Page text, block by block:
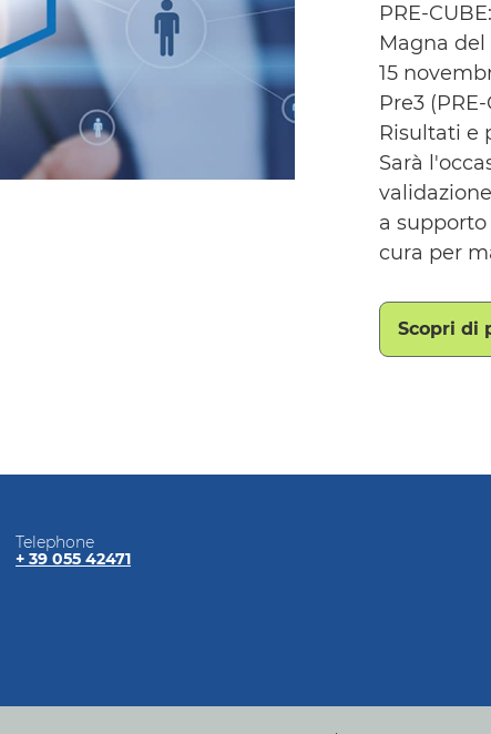
PRE-
Magna
15
Pre3
Risultati e
Sarà
a
cura per
Scopri di
Telephone
+ 39 055 42471